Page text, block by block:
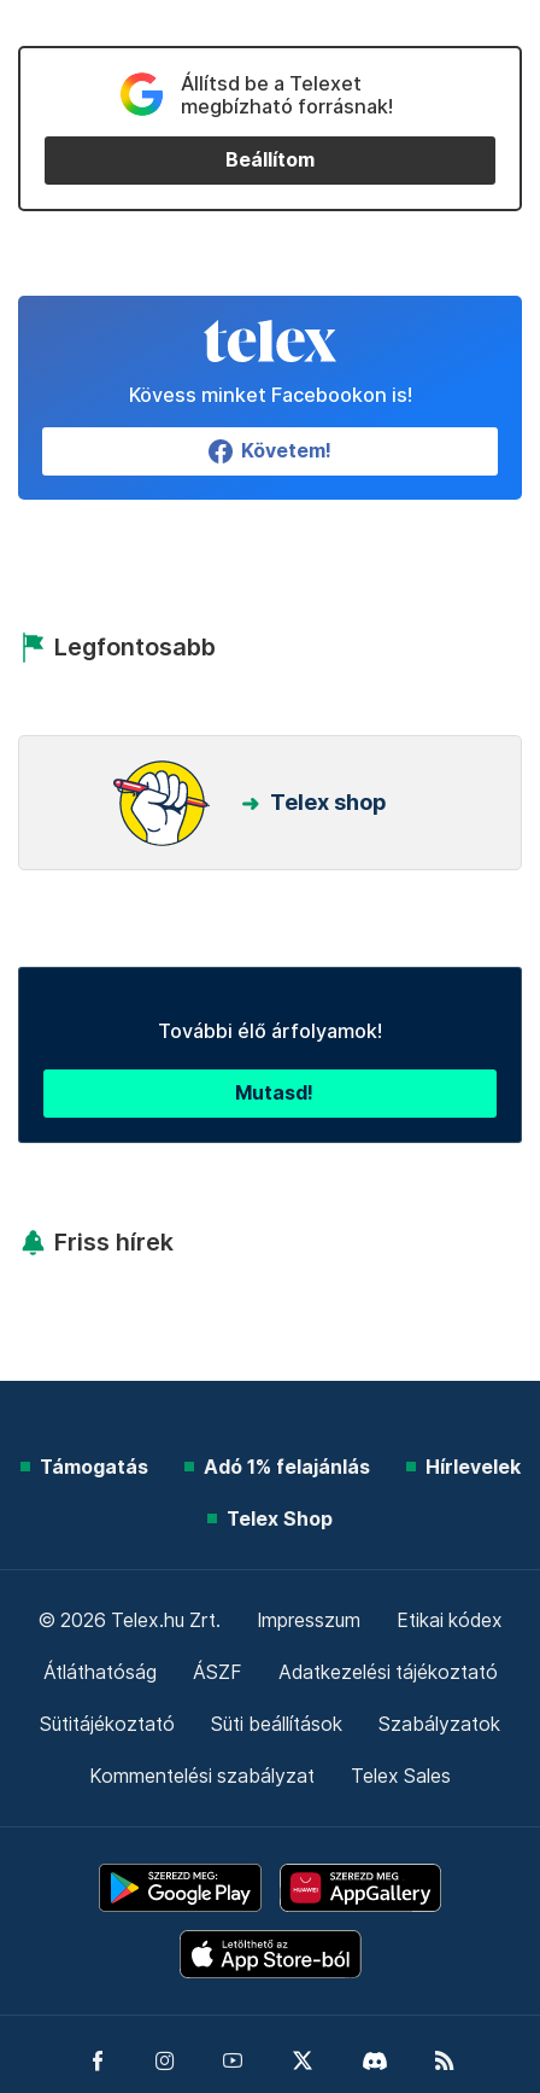
Állítsd be a Telexet
megbízható forrásnak!
Beállítom
Kövess minket Facebookon is!
Követem!
Legfontosabb
Telex shop
További élő árfolyamok!
Mutasd!
Friss hírek
Támogatás Adó 1% felajánlás Hírlevelek
Telex Shop
© 2026 Telex.hu Zrt. Impresszum Etikai kódex
Átláthatóság ÁSZF Adatkezelési tájékoztató
Sütitájékoztató Süti beállítások Szabályzatok
Kommentelési szabályzat Telex Sales